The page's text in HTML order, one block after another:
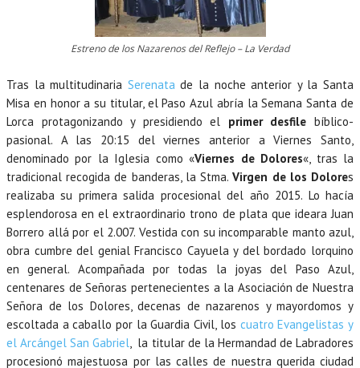
Estreno de los Nazarenos del Reflejo – La Verdad
Tras la multitudinaria Serenata de la noche anterior y la Santa
Misa en honor a su titular, el Paso Azul abría la Semana Santa de
Lorca protagonizando y presidiendo el primer desfile bíblico-
pasional. A las 20:15 del viernes anterior a Viernes Santo,
denominado por la Iglesia como «Viernes de Dolores«, tras la
tradicional recogida de banderas, la Stma.Virgen de los Dolores
realizaba su primera salida procesional del año 2015. Lo hacía
esplendorosa en el extraordinario trono de plata que ideara Juan
Borrero allá por el 2.007. Vestida con su incomparable manto azul,
obra cumbre del genial Francisco Cayuela y del bordado lorquino
en general. Acompañada por todas la joyas del Paso Azul,
centenares de Señoras pertenecientes a la Asociación de Nuestra
Señora de los Dolores, decenas de nazarenos y mayordomos y
escoltada a caballo por la Guardia Civil, los cuatro Evangelistas y
el Arcángel San Gabriel, la titular de la Hermandad de Labradores
procesionó majestuosa por las calles de nuestra querida ciudad